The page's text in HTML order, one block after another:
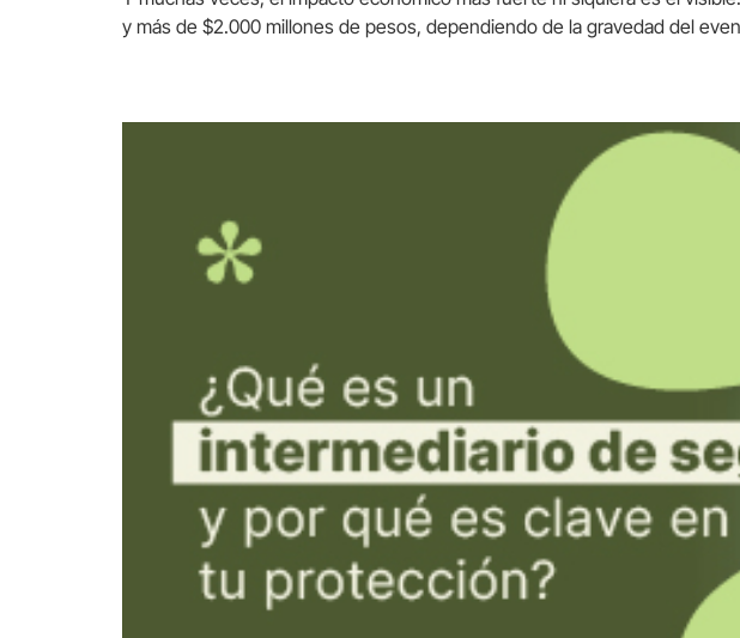
y más de $2.000 millones de pesos, dependiendo de la gravedad del